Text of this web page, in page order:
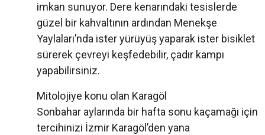
imkan sunuyor. Dere kenarındaki tesislerde
güzel bir kahvaltının ardından Menekşe
Yaylaları’nda ister yürüyüş yaparak ister bisiklet
sürerek çevreyi keşfedebilir, çadır kampı
yapabilirsiniz.
Mitolojiye konu olan Karagöl
Sonbahar aylarında bir hafta sonu kaçamağı için
tercihinizi İzmir Karagöl’den yana